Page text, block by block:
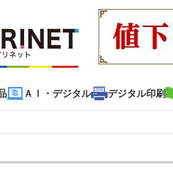
ＡＩ・デジタル デジタル印刷
記事 特集記事 動画コンテン